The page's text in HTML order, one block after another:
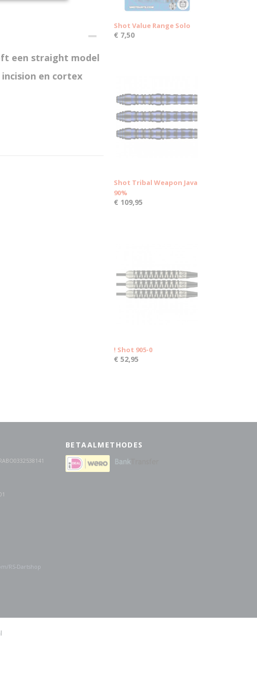
een straight model
en cortex
Shot Value Range Solo
€ 7,50
Shot Tribal Weapon Java
90%
€ 109,95
! Shot 905-0
€ 52,95
RS-Dartshop
BETAALMETHODES